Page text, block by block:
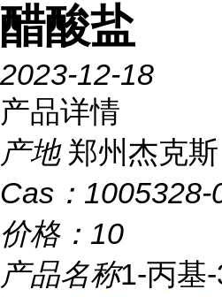
醋酸盐
2023-12-18
产品详情
产地 郑州杰克斯
Cas： 1005328-
价格： 10
产品名称1-丙基